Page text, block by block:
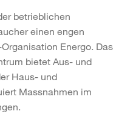
betrieblichen
einen engen
Energo. Das
bietet Aus- und
Haus- und
Massnahmen im